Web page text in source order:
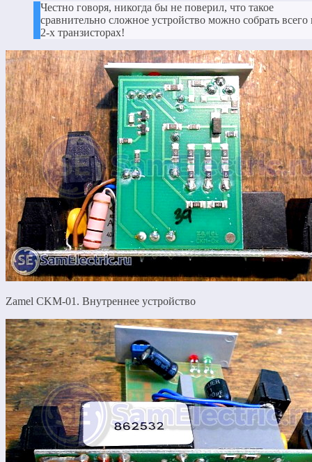
Честно говоря, никогда бы не поверил, что такое
сравнительно сложное устройство можно собрать всего
2-х транзисторах!
Zamel CKM-01. Внутреннее устройство